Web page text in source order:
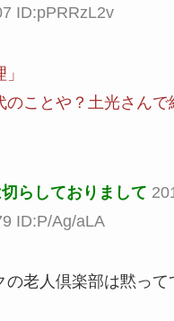
ID:pPRRzL2v
のことや？土光さんで
らしておりまして
ID:P/Ag/aLA
の老人倶楽部は黙って